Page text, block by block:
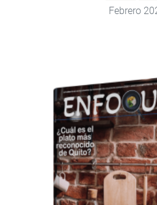
Febrero